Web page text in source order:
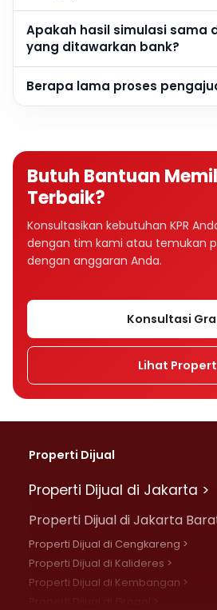
Apakah hasil simulasi sama
yang ditawarkan bank?
Berapa lama proses
Butuh Bantuan
Terbaik?
Konsultasikan kebutuhan KPR
dengan tim kami atau temukan
dengan anggaran Anda.
Konsultasi
Lihat
Properti Dijual
Properti Dijual di Jakarta >
Properti Dijual di Jakarta
Properti Dijual di Cengkareng >
Properti Dijual di Kalideres >
Properti Dijual di Kembangan >